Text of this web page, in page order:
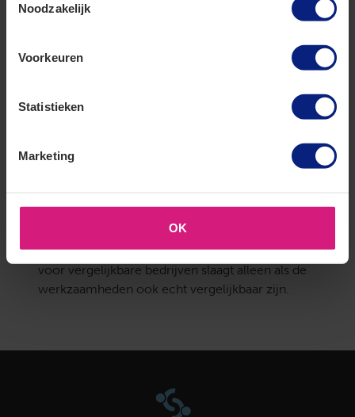
Noodzakelijk
Voorkeuren
Statistieken
Marketing
OK
de aard van de werkzaamheden. Dit is een
sectorindeling bepaalt. Dat is niet zo.
beleid waarin systeemplafonds wél bij de bouw
met verschillende werkzaamheden. Van gelijke
gevallen is geen sprake. Een beroep op beleid
voor vergelijkbare bedrijven slaagt alleen als de
werkzaamheden ook echt vergelijkbaar zijn.